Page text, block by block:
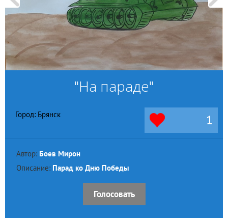
"На параде"
Город: Брянск 1
Автор: Боев Мирон
Описание: Парад ко Дню Победы
Голосовать